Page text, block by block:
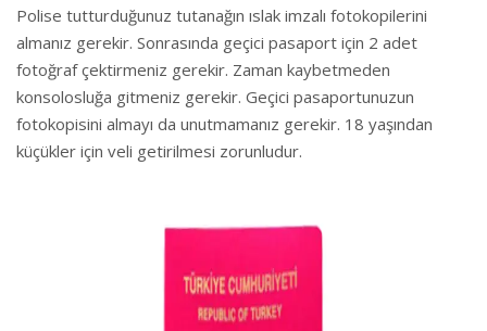
Polise tutturduğunuz tutanağın ıslak imzalı fotokopilerini
almanız gerekir. Sonrasında geçici pasaport için 2 adet
fotoğraf çektirmeniz gerekir. Zaman kaybetmeden
konsolosluğa gitmeniz gerekir. Geçici pasaportunuzun
fotokopisini almayı da unutmamanız gerekir. 18 yaşından
küçükler için veli getirilmesi zorunludur.